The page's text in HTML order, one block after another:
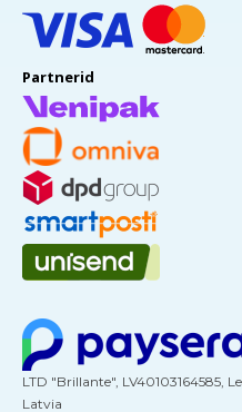
Partnerid
LTD "Brillante", LV40103164585,
Latvia